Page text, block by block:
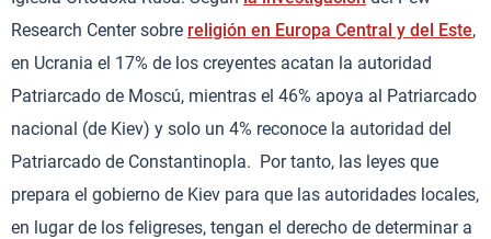
Research Center sobre religión en Europa Central y del Este,
en Ucrania el 17% de los creyentes acatan la autoridad
Patriarcado de Moscú, mientras el 46% apoya al Patriarcado
nacional (de Kiev) y solo un 4% reconoce la autoridad del
Patriarcado de Constantinopla. Por tanto, las leyes que
prepara el gobierno de Kiev para que las autoridades locales,
en lugar de los feligreses, tengan el derecho de determinar a